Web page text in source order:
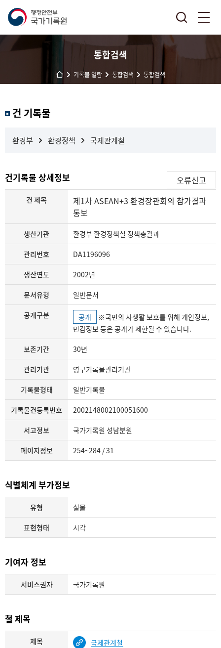
통합검색
기록물 열람 통합검색 통합검색
과 건 기록물
환경부 환경정책 국제관계철
건기록물 상세정보 오류신고
건 제목
제1차 ASEAN+3 환경장관회의 참가결과
통보
생산기관 환경부 환경정책실 정책총괄과
관리번호 DA1196096
생산연도 2002년
문서유형 일반문서
공개구분 공개
민감정보 등은 공개가 제한될 수 있습니다.
보존기간 30년
관리기관 영구기록물관리기관
기록물형태 일반기록물
기록물건등록번호 2002148002100051600
서고정보 국가기록원 성남분원
페이지정보 254~284 / 31
식별체계 부가정보
유형 실물
표현형태 시각
기여자 정보
서비스권자 국가기록원
철 제목
제목 국제관계철